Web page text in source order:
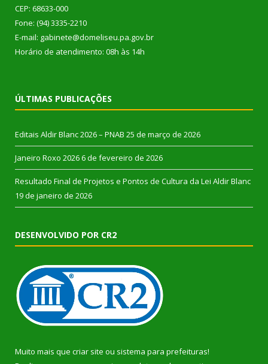
CEP: 68633-000
Fone: (94) 3335-2210
E-mail: gabinete@domeliseu.pa.gov.br
Horário de atendimento: 08h às 14h
ÚLTIMAS PUBLICAÇÕES
Editais Aldir Blanc 2026 – PNAB 25 de março de 2026
Janeiro Roxo 2026 6 de fevereiro de 2026
Resultado Final de Projetos e Pontos de Cultura da Lei Aldir Blanc
19 de janeiro de 2026
DESENVOLVIDO POR CR2
Muito mais que criar site ou sistema para prefeituras!